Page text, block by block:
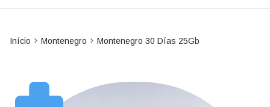
Início Montenegro Montenegro 30 Días 25Gb